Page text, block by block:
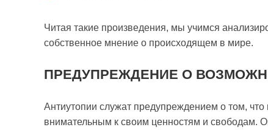
Читая такие произведения, мы учимся
собственное мнение о происходящем в мире.
ПРЕДУПРЕЖДЕНИЕ О
Антиутопии служат предупреждением о том,
внимательным к своим ценностям и свободам.